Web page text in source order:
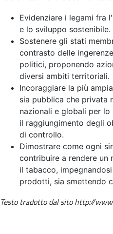
Evidenziare i legami fra
e lo sviluppo sostenibile.
Sostenere gli stati
contrasto delle
politici, proponendo
diversi ambiti territoriali.
Incoraggiare la più
sia pubblica che privata
nazionali e globali per
il raggiungimento degli
di controllo.
Dimostrare come ogni
contribuire a rendere un
il tabacco,
prodotti, sia smettendo
Testo tradotto dal sito http://